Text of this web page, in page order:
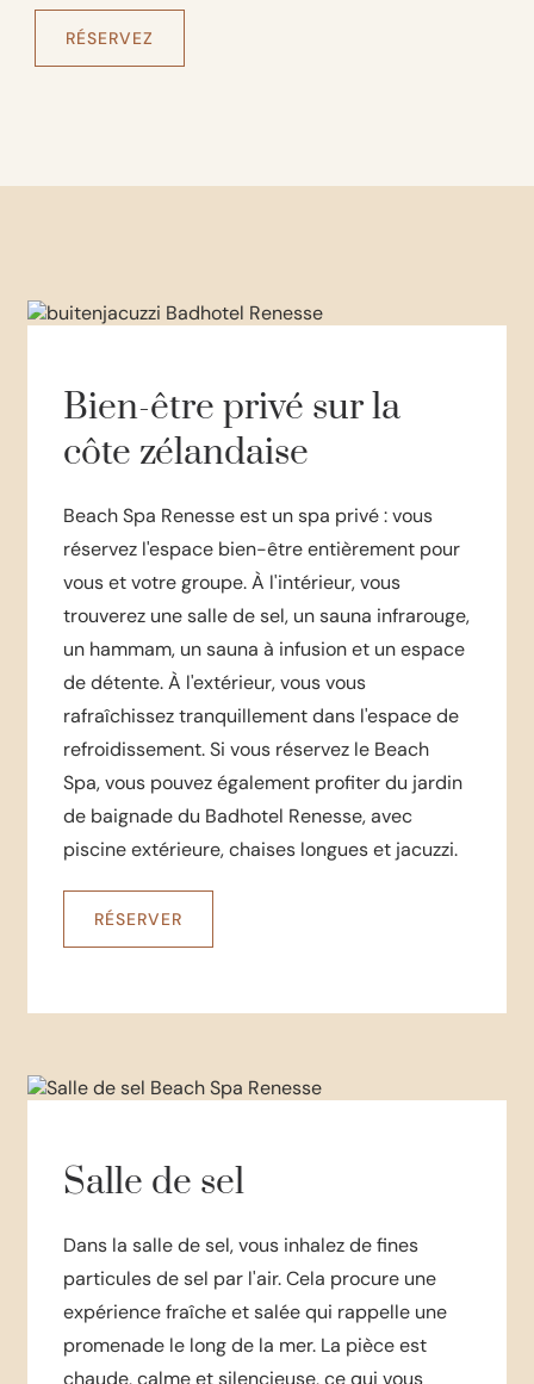
RÉSERVEZ
Bien-être privé sur la
côte zélandaise
Beach Spa Renesse est un spa privé : vous
réservez l'espace bien-être entièrement pour
vous et votre groupe. À l'intérieur, vous
trouverez une salle de sel, un sauna infrarouge,
un hammam, un sauna à infusion et un espace
de détente. À l'extérieur, vous vous
rafraîchissez tranquillement dans l'espace de
refroidissement. Si vous réservez le Beach
Spa, vous pouvez également profiter du jardin
de baignade du Badhotel Renesse, avec
piscine extérieure, chaises longues et jacuzzi.
RÉSERVER
Salle de sel
Dans la salle de sel, vous inhalez de fines
particules de sel par l'air. Cela procure une
expérience fraîche et salée qui rappelle une
promenade le long de la mer. La pièce est
chaude, calme et silencieuse, ce qui vous